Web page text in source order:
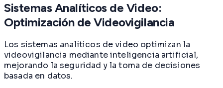
Sistemas Analíticos de Video:
Optimización de Videovigilancia
Los sistemas analíticos de video optimizan la
videovigilancia mediante inteligencia artificial,
mejorando la seguridad y la toma de decisiones
basada en datos.